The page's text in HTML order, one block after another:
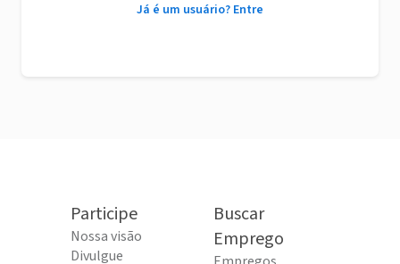
Já é um usuário? Entre
Participe
Nossa visão
Divulgue
Buscar
Emprego